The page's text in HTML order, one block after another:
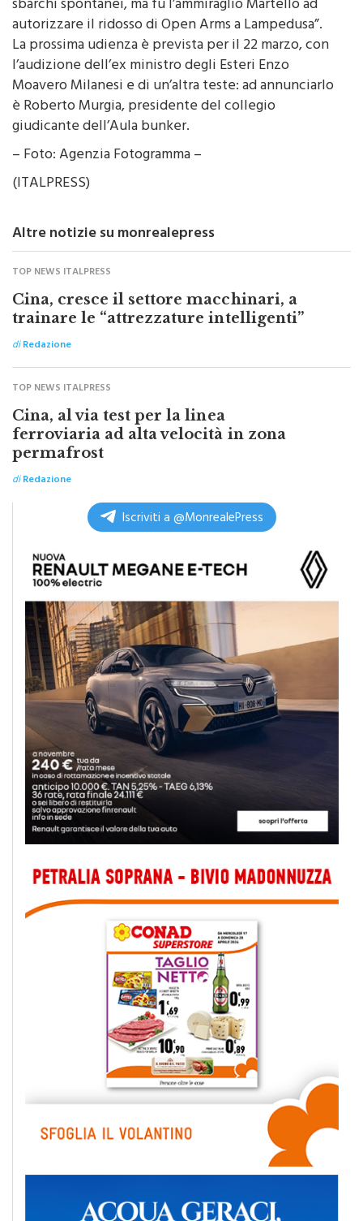
autorizzare il ridosso di Open Arms a Lampedusa”.
La prossima udienza è prevista per il 22 marzo, con
l’audizione dell’ex ministro degli Esteri Enzo
Moavero Milanesi e di un’altra teste: ad annunciarlo
è Roberto Murgia, presidente del collegio
giudicante dell’Aula bunker.
– Foto: Agenzia Fotogramma –
(ITALPRESS)
Altre notizie su monrealepress
TOP NEWS ITALPRESS
Cina, cresce il settore macchinari, a
trainare le “attrezzature intelligenti”
diRedazione
TOP NEWS ITALPRESS
Cina, al via test per la linea
ferroviaria ad alta velocità in zona
permafrost
diRedazione
Iscriviti a @MonrealePress